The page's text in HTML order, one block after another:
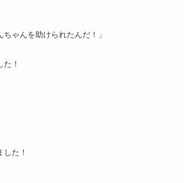
ゃんを助けられたんだ！」
！
た！